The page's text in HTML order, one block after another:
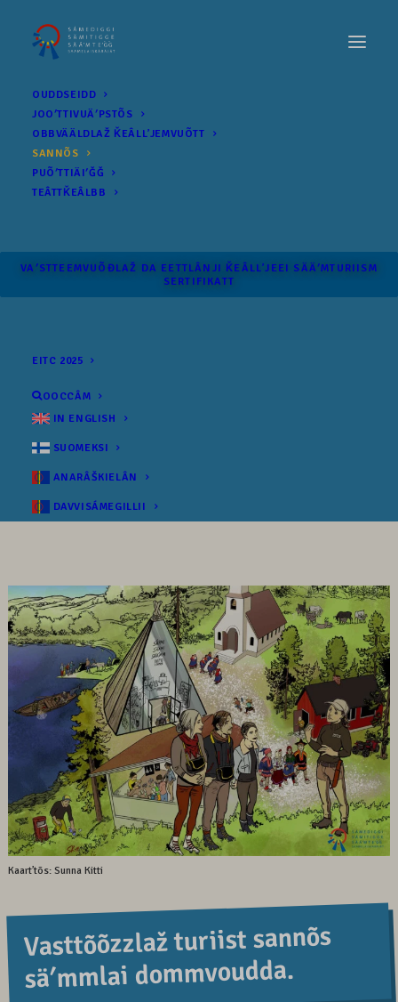
OUDDSEIDD
JOOʹTTIVUÄʹPSTÕS
OBBVÄÄLDLAŽ ǨEÂLLʼJEMVUÕTT
SANNÕS
PUÕʹTTIÄIʹǦǦ
TEÂTTǨEÂLBB
VAʹSTTEEMVUÕĐLAŽ DA EETTLÂNJI ǨEÂLLʼJEEI SÄÄʹM­TURIISM
SERTIFIKATT
EITC 2025
OOCCÂM
IN ENGLISH
SUOMEKSI
ANARÂŠKIELÂN
DAVVISÁMEGILLII
Kaartʼtõs: Sunna Kitti
Vasttõõzzlaž turiist sannõs
säʹmmlai dommvoudda.